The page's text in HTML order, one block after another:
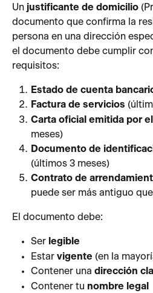
Un justificante de domicilio
documento que confirma la
persona en una dirección
el documento debe cumplir
requisitos:
Estado de cuenta
Factura de servicios
Carta oficial emitida por
meses)
Documento de
(últimos 3 meses)
Contrato de
puede ser más antiguo
El documento debe:
Ser legible
Estar vigente (en la
Contener una dirección
Contener tu nombre legal